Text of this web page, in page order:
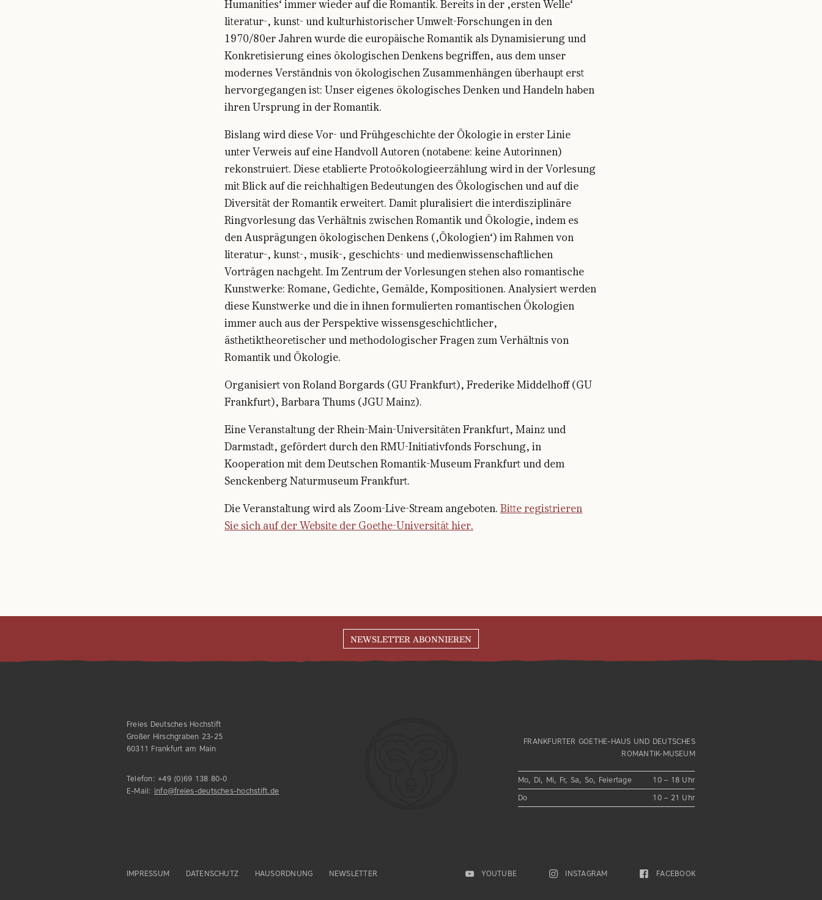
Humanities‘ immer wieder auf die Romantik. Bereits in der ‚ersten Welle‘
literatur-, kunst- und kulturhistorischer Umwelt-Forschungen in den
1970/80er Jahren wurde die europäische Romantik als Dynamisierung und
Konkretisierung eines ökologischen Denkens begriffen, aus dem unser
modernes Verständnis von ökologischen Zusammenhängen überhaupt erst
hervorgegangen ist: Unser eigenes ökologisches Denken und Handeln haben
ihren Ursprung in der Romantik.
Bislang wird diese Vor- und Frühgeschichte der Ökologie in erster Linie
unter Verweis auf eine Handvoll Autoren (notabene: keine Autorinnen)
rekonstruiert. Diese etablierte Protoökologieerzählung wird in der Vorlesung
mit Blick auf die reichhaltigen Bedeutungen des Ökologischen und auf die
Diversität der Romantik erweitert. Damit pluralisiert die interdisziplinäre
Ringvorlesung das Verhältnis zwischen Romantik und Ökologie, indem es
den Ausprägungen ökologischen Denkens (‚Ökologien‘) im Rahmen von
literatur-, kunst-, musik-, geschichts- und medienwissenschaftlichen
Vorträgen nachgeht. Im Zentrum der Vorlesungen stehen also romantische
Kunstwerke: Romane, Gedichte, Gemälde, Kompositionen. Analysiert werden
diese Kunstwerke und die in ihnen formulierten romantischen Ökologien
immer auch aus der Perspektive wissensgeschichtlicher,
ästhetiktheoretischer und methodologischer Fragen zum Verhältnis von
Romantik und Ökologie.
Organisiert von Roland Borgards (GU Frankfurt), Frederike Middelhoff (GU
Frankfurt), Barbara Thums (JGU Mainz).
Eine Veranstaltung der Rhein-Main-Universitäten Frankfurt, Mainz und
Darmstadt, gefördert durch den RMU-Initiativfonds Forschung, in
Kooperation mit dem Deutschen Romantik-Museum Frankfurt und dem
Senckenberg Naturmuseum Frankfurt.
Die Veranstaltung wird als Zoom-Live-Stream angeboten. Bitte registrieren
Sie sich auf der Website der Goethe-Universität hier.
NEWSLETTER ABONNIEREN
Freies Deutsches Hochstift
Großer Hirschgraben 23-25
60311 Frankfurt am Main
Telefon:+49 (0)69 138 80-0
E-Mail: info@freies-deutsches-hochstift.de
FRANKFURTER GOETHE-HAUS UND DEUTSCHES
ROMANTIK-MUSEUM
Mo, Di, Mi, Fr, Sa, So, Feiertage
10 – 18 Uhr
Do
10 – 21 Uhr
IMPRESSUM DATENSCHUTZ HAUSORDNUNG NEWSLETTER YOUTUBE INSTAGRAM FACEBOOK